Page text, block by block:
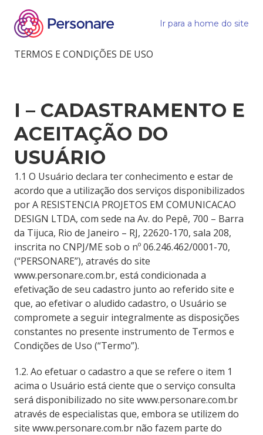
Ir para a home do site
TERMOS E CONDIÇÕES DE USO
I – CADASTRAMENTO E
ACEITAÇÃO DO
USUÁRIO
1.1 O Usuário declara ter conhecimento e estar de
acordo que a utilização dos serviços disponibilizados
por A RESISTENCIA PROJETOS EM COMUNICACAO
DESIGN LTDA, com sede na Av. do Pepê, 700 – Barra
da Tijuca, Rio de Janeiro – RJ, 22620-170, sala 208,
inscrita no CNPJ/ME sob o nº 06.246.462/0001-70,
(“PERSONARE”), através do site
www.personare.com.br, está condicionada a
efetivação de seu cadastro junto ao referido site e
que, ao efetivar o aludido cadastro, o Usuário se
compromete a seguir integralmente as disposições
constantes no presente instrumento de Termos e
Condições de Uso (“Termo”).
1.2. Ao efetuar o cadastro a que se refere o item 1
acima o Usuário está ciente que o serviço consulta
será disponibilizado no site www.personare.com.br
através de especialistas que, embora se utilizem do
site www.personare.com.br não fazem parte do